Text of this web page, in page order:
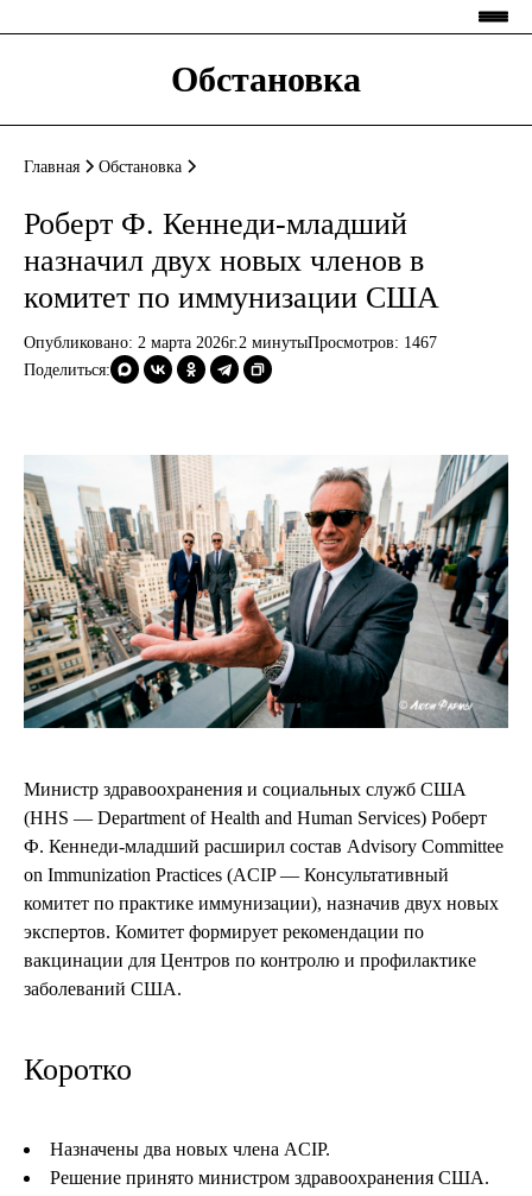
Обстановка
Главная Обстановка
Роберт Ф. Кеннеди-младший
назначил двух новых членов в
комитет по иммунизации США
Опубликовано: 2 марта 2026г.2 минутыПросмотров: 1467
Поделиться:
Министр здравоохранения и социальных служб США
(HHS — Department of Health and Human Services) Роберт
Ф. Кеннеди-младший расширил состав Advisory Committee
on Immunization Practices (ACIP — Консультативный
комитет по практике иммунизации), назначив двух новых
экспертов. Комитет формирует рекомендации по
вакцинации для Центров по контролю и профилактике
заболеваний США.
Коротко
Назначены два новых члена ACIP.
Решение принято министром здравоохранения США.